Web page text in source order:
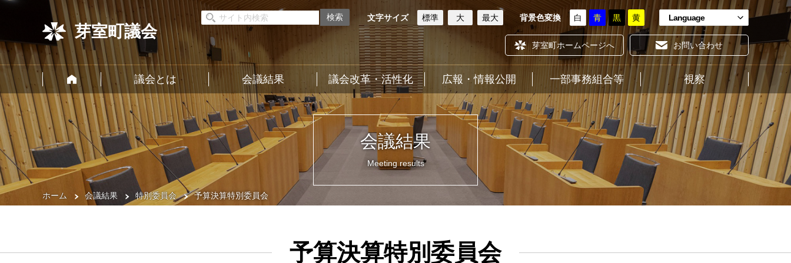
芽室町議会
文字サイズ 標準 大 最大 背景色変換 白 青 黒 黄 Language
芽室町ホームページへ お問い合わせ
ホーム
議会とは 会議結果 議会改革・活性化 広報・情報公開 一部事務組合等 視察
会議結果
Meeting results
ホーム 会議結果 特別委員会 予算決算特別委員会
予算決算特別委員会